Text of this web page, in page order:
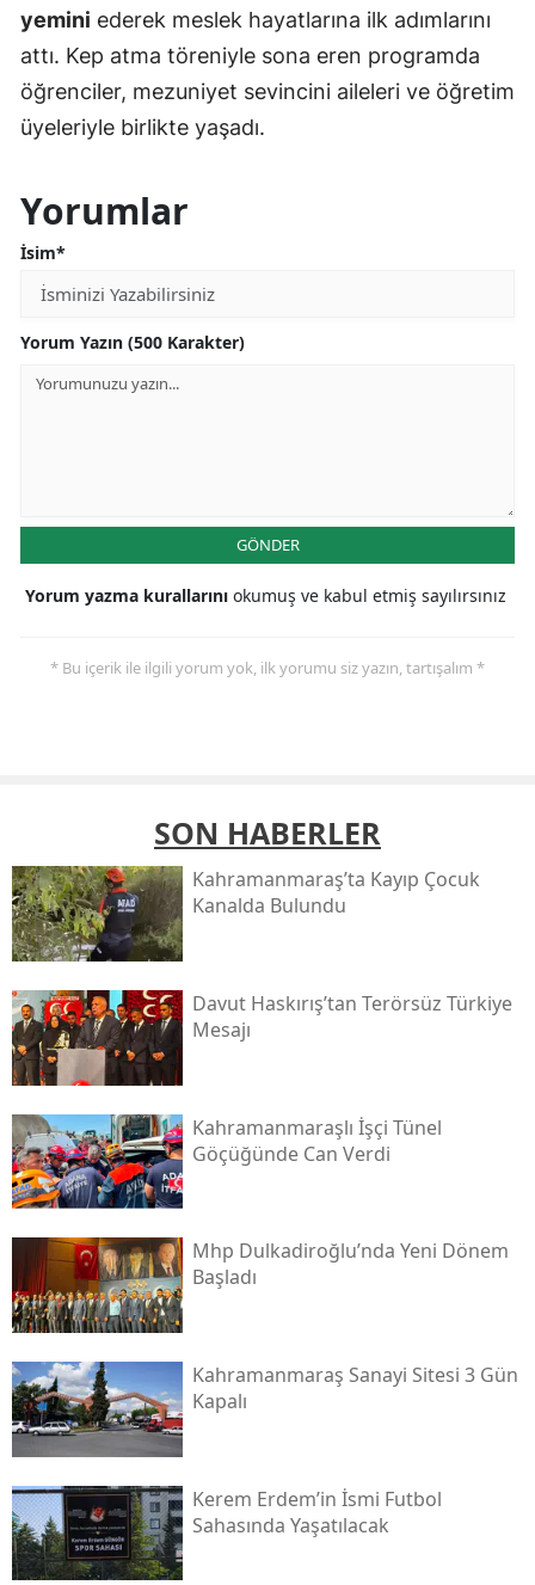
yemini ederek meslek hayatlarına ilk adımlarını
attı. Kep atma töreniyle sona eren programda
öğrenciler, mezuniyet sevincini aileleri ve öğretim
üyeleriyle birlikte yaşadı.
Yorumlar
İsim*
Yorum Yazın (500 Karakter)
GÖNDER
Yorum yazma kurallarını okumuş ve kabul etmiş sayılırsınız
* Bu içerik ile ilgili yorum yok, ilk yorumu siz yazın, tartışalım *
SON HABERLER
Kahramanmaraş’ta Kayıp Çocuk
Kanalda Bulundu
Davut Haskırış’tan Terörsüz Türkiye
Mesajı
Kahramanmaraşlı İşçi Tünel
Göçüğünde Can Verdi
Mhp Dulkadiroğlu’nda Yeni Dönem
Başladı
Kahramanmaraş Sanayi Sitesi 3 Gün
Kapalı
Kerem Erdem’in İsmi Futbol
Sahasında Yaşatılacak